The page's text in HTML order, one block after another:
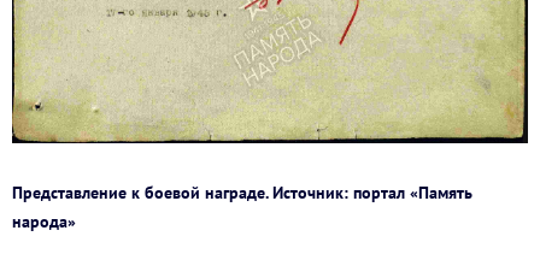
Представление к боевой награде. Источник: портал «Память
народа»